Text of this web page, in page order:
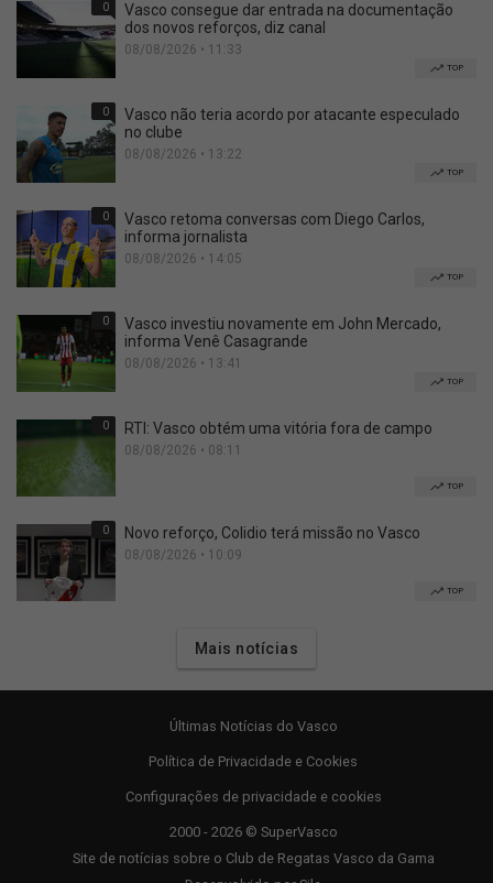
0
Vasco consegue dar entrada na documentação
dos novos reforços, diz canal
08/08/2026 • 11:33
TOP
0
Vasco não teria acordo por atacante especulado
no clube
08/08/2026 • 13:22
TOP
0
Vasco retoma conversas com Diego Carlos,
informa jornalista
08/08/2026 • 14:05
TOP
0
Vasco investiu novamente em John Mercado,
informa Venê Casagrande
08/08/2026 • 13:41
TOP
0 RTI: Vasco obtém uma vitória fora de campo
08/08/2026 • 08:11
TOP
0 Novo reforço, Colidio terá missão no Vasco
08/08/2026 • 10:09
TOP
Mais notícias
Últimas Notícias do Vasco
Política de Privacidade e Cookies
Configurações de privacidade e cookies
2000 - 2026 © SuperVasco
Site de notícias sobre o Club de Regatas Vasco da Gama